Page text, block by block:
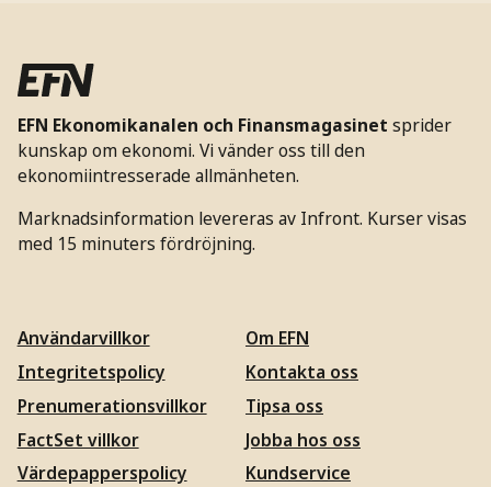
EFN Ekonomikanalen och Finansmagasinet sprider
kunskap om ekonomi. Vi vänder oss till den
ekonomiintresserade allmänheten.
Marknadsinformation levereras av Infront. Kurser visas
med 15 minuters fördröjning.
Användarvillkor
Integritetspolicy
Prenumerationsvillkor
FactSet villkor
Värdepapperspolicy
Om EFN
Kontakta oss
Tipsa oss
Jobba hos oss
Kundservice